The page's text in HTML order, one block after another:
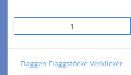
Flaggen Flaggstöcke Verklicker